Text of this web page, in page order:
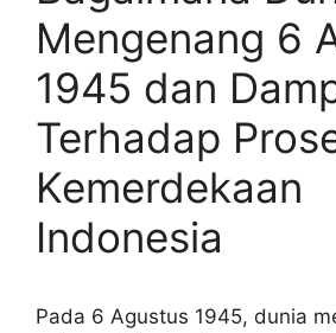
Mengenang 6
1945 dan
Terhadap
Kemerdekaan
Indonesia
Pada 6 Agustus 1945, dunia